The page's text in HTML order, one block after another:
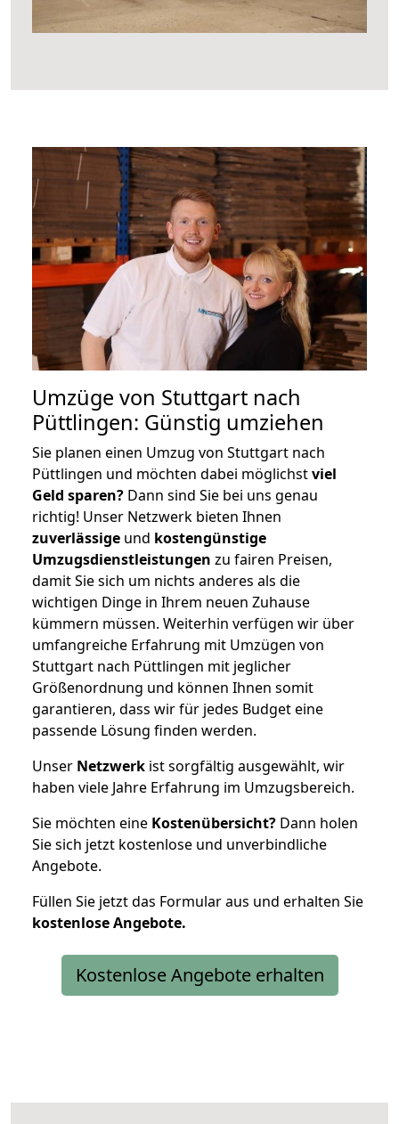
Umzüge von Stuttgart nach
Püttlingen: Günstig umziehen
Sie planen einen Umzug von Stuttgart nach
Püttlingen und möchten dabei möglichstviel
Geld sparen? Dann sind Sie bei uns genau
richtig! Unser Netzwerk bieten Ihnen
zuverlässige und kostengünstige
Umzugsdienstleistungen zu fairen Preisen,
damit Sie sich um nichts anderes als die
wichtigen Dinge in Ihrem neuen Zuhause
kümmern müssen. Weiterhin verfügen wir über
umfangreiche Erfahrung mit Umzügen von
Stuttgart nach Püttlingen mit jeglicher
Größenordnung und können Ihnen somit
garantieren, dass wir für jedes Budget eine
passende Lösung finden werden.
Unser Netzwerk ist sorgfältig ausgewählt, wir
haben viele Jahre Erfahrung im Umzugsbereich.
Sie möchten eine Kostenübersicht? Dann holen
Sie sich jetzt kostenlose und unverbindliche
Angebote.
Füllen Sie jetzt das Formular aus und erhalten Sie
kostenloseAngebote.
Kostenlose Angebote erhalten